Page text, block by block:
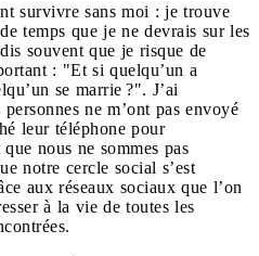
survivre sans moi : je trouve
temps que je ne devrais sur les
souvent que je risque de
: "Et si quelqu’un a
se marrie ?". J’ai
ne m’ont pas envoyé
leur téléphone pour
nous ne sommes pas
notre cercle social s’est
aux réseaux sociaux que l’on
à la vie de toutes les